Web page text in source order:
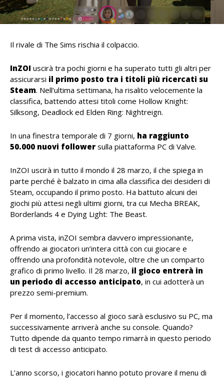
Il rivale di The Sims rischia il colpaccio.
InZOI uscirà tra pochi giorni e ha superato tutti gli altri per
assicurarsi il primo posto tra i titoli più ricercati su
Steam. Nell’ultima settimana, ha risalito velocemente la
classifica, battendo attesi titoli come Hollow Knight:
Silksong, Deadlock ed Elden Ring: Nightreign.
In una finestra temporale di 7 giorni, ha raggiunto
50.000 nuovi follower sulla piattaforma PC di Valve.
InZOI uscirà in tutto il mondo il 28 marzo, il che spiega in
parte perché è balzato in cima alla classifica dei desideri di
Steam, occupando il primo posto. Ha battuto alcuni dei
giochi più attesi negli ultimi giorni, tra cui Mecha BREAK,
Borderlands 4 e Dying Light: The Beast.
A prima vista, inZOI sembra davvero impressionante,
offrendo ai giocatori un’intera città con cui giocare e
offrendo una profondità notevole, oltre che un comparto
grafico di primo livello. Il 28 marzo, il gioco entrerà in
un periodo di accesso anticipato, in cui adotterà un
prezzo semi-premium.
Per il momento, l’accesso al gioco sarà esclusivo su PC, ma
successivamente arriverà anche su console. Quando?
Tutto dipende da quanto tempo rimarrà in questo periodo
di test di accesso anticipato.
L’anno scorso, i giocatori hanno potuto provare il menu di